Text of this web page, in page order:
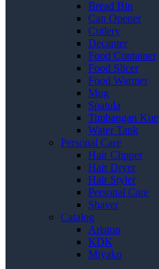
Bread Bin
Can Opener
Cutlery
Decanter
Food Container
Food Slicer
Food Warmer
Mug
Spatula
Timbangan Kue
Water Tank
Personal Care
Hair Clipper
Hair Dryer
Hair Styler
Personal Care
Shaver
Catalog
Ariston
KDK
Miyako